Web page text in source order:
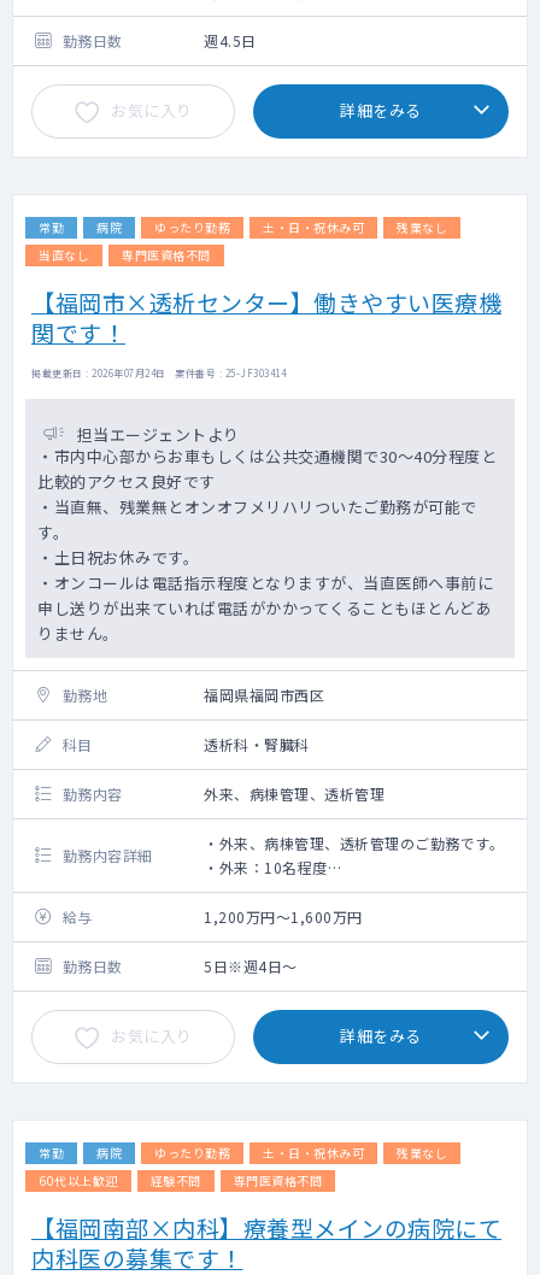
勤務日数 週4.5日
お気に入り 詳細をみる
常勤 病院 ゆったり勤務 土・日・祝休み可
残業なし
当直なし
専門医資格不問
【福岡市×透析センター】働きやすい医療機
関です！
掲載更新日 : 2026年07月24日 案件番号 : 25-JF303414
担当エージェントより
・市内中心部からお車もしくは公共交通機関で30～40分程度と
比較的アクセス良好です
・当直無、残業無とオンオフメリハリついたご勤務が可能で
す。
・土日祝お休みです。
・オンコールは電話指示程度となりますが、当直医師へ事前に
申し送りが出来ていれば電話がかかってくることもほとんどあ
りません。
勤務地 福岡県福岡市西区
科目 透析科・腎臓科
勤務内容 外来、病棟管理、透析管理
勤務内容詳細
・外来、病棟管理、透析管理のご勤務です。
・外来：10名程度
・透析専門入院病床：40床程度
（現在は1名にて管理されておりますが2名
体制にて管理をしたいお考えです）
・シャント造設は他病院にて対応されます。
給与 1,200万円～1,600万円
勤務日数 5日※週4日～
お気に入り 詳細をみる
常勤 病院 ゆったり勤務 土・日・祝休み可
残業なし
60代以上歓迎
経験不問 専門医資格不問
【福岡南部×内科】療養型メインの病院にて
内科医の募集です！